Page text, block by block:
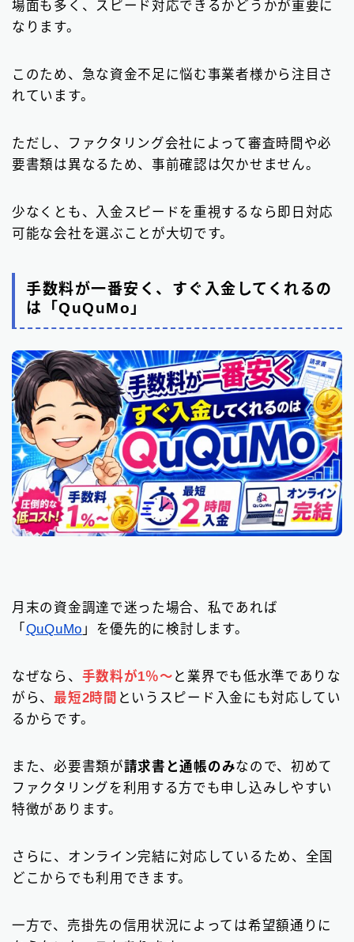
場面も多く、スピード対応できるかどうかが重要に
なります。
このため、急な資金不足に悩む事業者様から注目さ
れています。
ただし、ファクタリング会社によって審査時間や必
要書類は異なるため、事前確認は欠かせません。
少なくとも、入金スピードを重視するなら即日対応
可能な会社を選ぶことが大切です。
手数料が一番安く、すぐ入金してくれるの
は「QuQuMo」
月末の資金調達で迷った場合、私であれば
「 QuQuMo 」を優先的に検討します。
なぜなら、 手数料が1％〜 と業界でも低水準でありな
がら、最短2時間 というスピード入金にも対応してい
るからです。
また、必要書類が請求書と通帳のみなので、初めて
ファクタリングを利用する方でも申し込みしやすい
特徴があります。
さらに、オンライン完結に対応しているため、全国
どこからでも利用できます。
一方で、売掛先の信用状況によっては希望額通りに